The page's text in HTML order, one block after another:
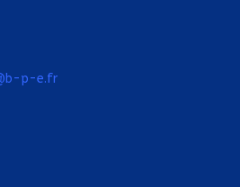
p-e.fr